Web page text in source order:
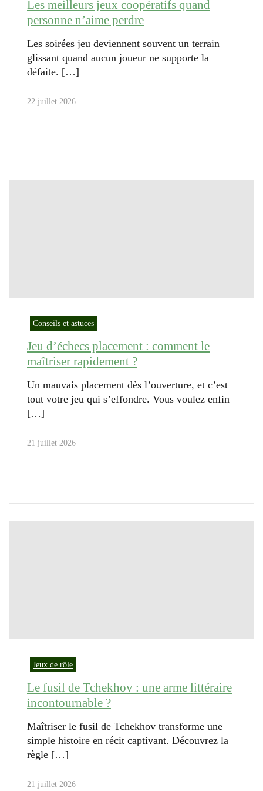
Les meilleurs jeux coopératifs quand
personne n’aime perdre
Les soirées jeu deviennent souvent un terrain
glissant quand aucun joueur ne supporte la
défaite.
22 juillet 2026
Conseils et astuces
Jeu d’échecs placement : comment le
maîtriser rapidement ?
Un mauvais placement dès l’ouverture, et c’est
tout votre jeu qui s’effondre. Vous voulez enfin
21 juillet 2026
Jeux de rôle
Le fusil de Tchekhov : une arme littéraire
incontournable ?
Maîtriser le fusil de Tchekhov transforme une
simple histoire en récit captivant. Découvrez la
règle
21 juillet 2026